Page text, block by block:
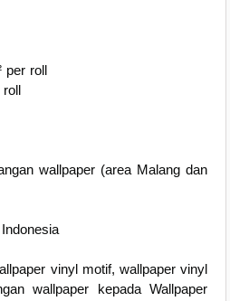
per roll
roll
wallpaper (area Malang dan
vinyl motif, wallpaper vinyl
wallpaper kepada Wallpaper